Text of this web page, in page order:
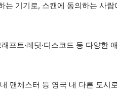
는 기기로, 스캔에 동의하는 사람
프트·레딧·디스코드 등 다양한 애
맨체스터 등 영국 내 다른 도시